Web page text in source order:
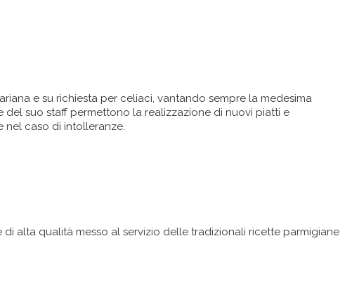
e su richiesta per celiaci, vantando sempre la medesima
suo staff permettono la realizzazione di nuovi piatti e
nel caso di intolleranze.
alta qualità messo al servizio delle tradizionali ricette parmigiane